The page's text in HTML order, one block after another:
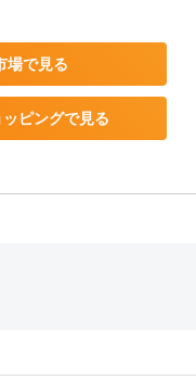
場で見る
ピングで見る